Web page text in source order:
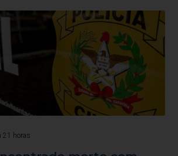
21 horas